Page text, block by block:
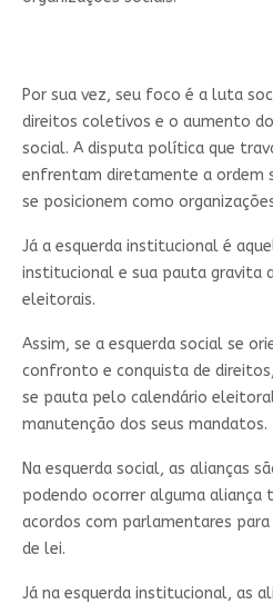
Por sua vez, seu foco é a luta
direitos coletivos e o aumento
social. A disputa política que
enfrentam diretamente a ordem
se posicionem como
Já a esquerda institucional é
institucional e sua pauta gravita
eleitorais.
Assim, se a esquerda social se
confronto e conquista de
se pauta pelo calendário
manutenção dos seus mandatos.
Na esquerda social, as alianças
podendo ocorrer alguma
acordos com parlamentares
de lei.
Já na esquerda institucional, as